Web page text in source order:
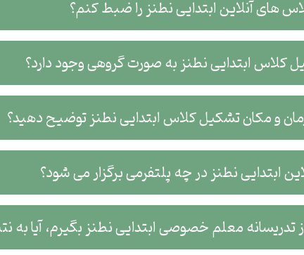
های آنلاین ابتدایی نطنز را ضبط کنم؟
کلاس ابتدایی نطنز به صورت گروهی وجود دارد؟
و مکان تشکیل کلاس ابتدایی نطنز توضیح دهید؟
ابتدایی نطنز در چه پلتفرمی برگزار می شود؟
تدریسانه معلم خصوصی ابتدایی نطنز بگیرم، آیا